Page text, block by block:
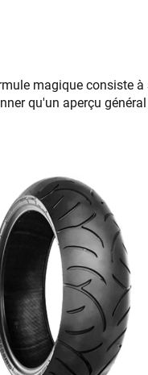
magique consiste à
qu'un aperçu